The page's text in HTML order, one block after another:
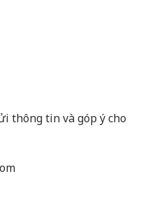
thông tin và góp ý cho